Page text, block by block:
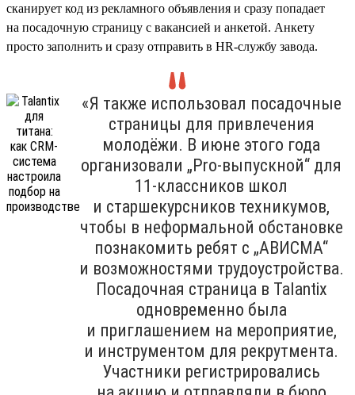
сканирует код из рекламного объявления и сразу попадает
на посадочную страницу с вакансией и анкетой. Анкету
просто заполнить и сразу отправить в HR-службу завода.
«Я также использовал посадочные
страницы для привлечения
молодёжи. В июне этого года
организовали „Pro-выпускной“ для
11-классников школ
и старшекурсников техникумов,
чтобы в неформальной обстановке
познакомить ребят с „АВИСМА“
и возможностями трудоустройства.
Посадочная страница в Talantix
одновременно была
и приглашением на мероприятие,
и инструментом для рекрутмента.
Участники регистрировались